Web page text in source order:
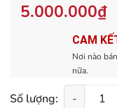
5.000.000₫
CAM
Nơi nào
nữa.
Số lượng: -